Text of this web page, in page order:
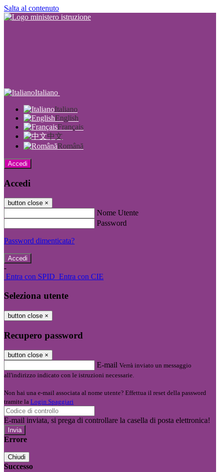
Salta al contenuto
Italiano
Italiano
English
Français
中文
Română
Accedi
Accedi
button close ×
Nome Utente
Password
Password dimenticata?
-
Entra con SPID Entra con CIE
Seleziona utente
button close ×
Recupero password
button close ×
E-mail Verrà inviato un messaggio
all'indirizzo indicato con le istruzioni necessarie.
Non hai una e-mail associata al nome utente? Effettua il reset della password
tramite la Login Spaggiari
E-mail inviata, si prega di controllare la casella di posta elettronica!
Errore
Chiudi
Successo